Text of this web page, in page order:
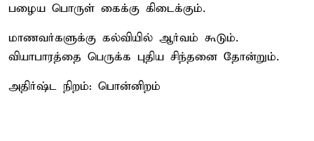
பழைய பொருள் கைக்கு கிடைக்கும்.
மாணவர்களுக்கு கல்வியில் ஆர்வம் கூடும்.
வியாபாரத்தை பெருக்க புதிய சிந்தனை தோன்றும்.
அதிர்ஷ்ட நிறம்: பொன்னிறம்